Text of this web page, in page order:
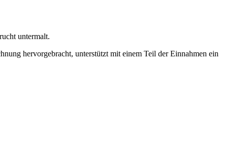
untermalt.
hervorgebracht, unterstützt mit einem Teil der Einnahmen ein